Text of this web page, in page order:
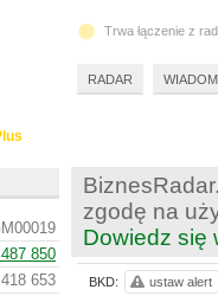
zgodę na
Dowiedz się
BKD: ustaw alert
850
653
Trwa łączenie z
RADAR